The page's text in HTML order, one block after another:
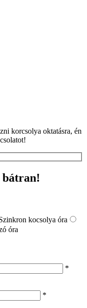
korcsolya oktatásra, én
bátran!
kocsolya óra
óra
*
*